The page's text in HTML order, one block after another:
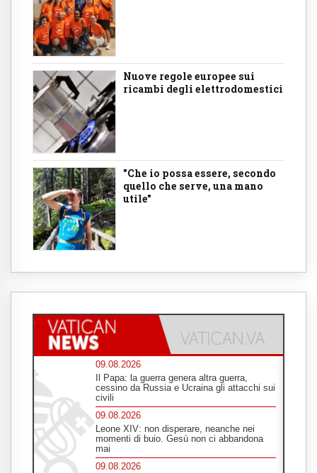
Nuove regole europee sui
ricambi degli elettrodomestici
"Che io possa essere, secondo
quello che serve, una mano
utile"
09.08.2026
Il Papa: la guerra genera altra guerra,
cessino da Russia e Ucraina gli attacchi sui
civili
09.08.2026
Leone XIV: non disperare, neanche nei
momenti di buio. Gesù non ci abbandona
mai
09.08.2026